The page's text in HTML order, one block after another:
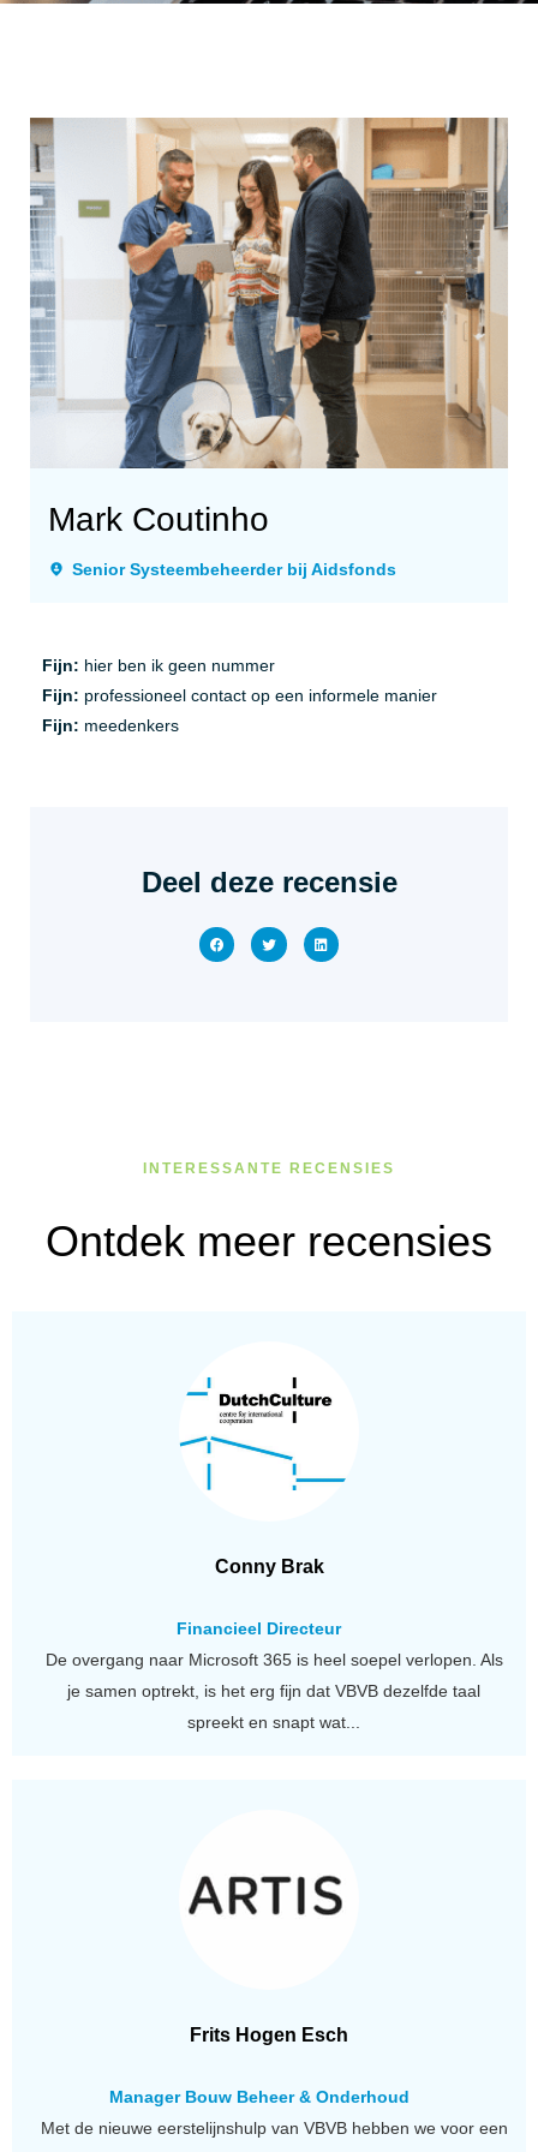
Mark Coutinho
Senior Systeembeheerder bij Aidsfonds
Fijn: hier ben ik geen nummer
Fijn: professioneel contact op een informele manier
Fijn: meedenkers
Deel deze recensie
INTERESSANTE RECENSIES
Ontdek meer recensies
Conny Brak
Financieel Directeur
De overgang naar Microsoft 365 is heel soepel verlopen. Als
je samen optrekt, is het erg fijn dat VBVB dezelfde taal
spreekt en snapt wat...
Frits Hogen Esch
Manager Bouw Beheer & Onderhoud
Met de nieuwe eerstelijnshulp van VBVB hebben we voor een